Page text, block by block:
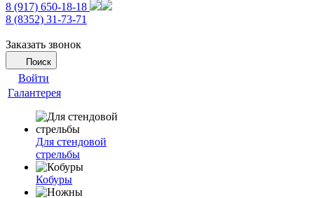
8 (917) 650-18-18
8 (8352) 31-73-71
Заказать звонок
Поиск
Войти
Галантерея
Для стендовой
стрельбы
Кобуры